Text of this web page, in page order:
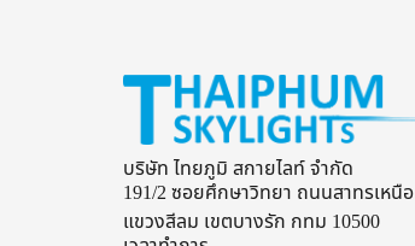
บริษัท ไทยภูมิ สกายไลท์ จำกัด
191/2 ซอยศึกษาวิทยา ถนนสาทรเหนือ
แขวงสีลม เขตบางรัก กทม 10500